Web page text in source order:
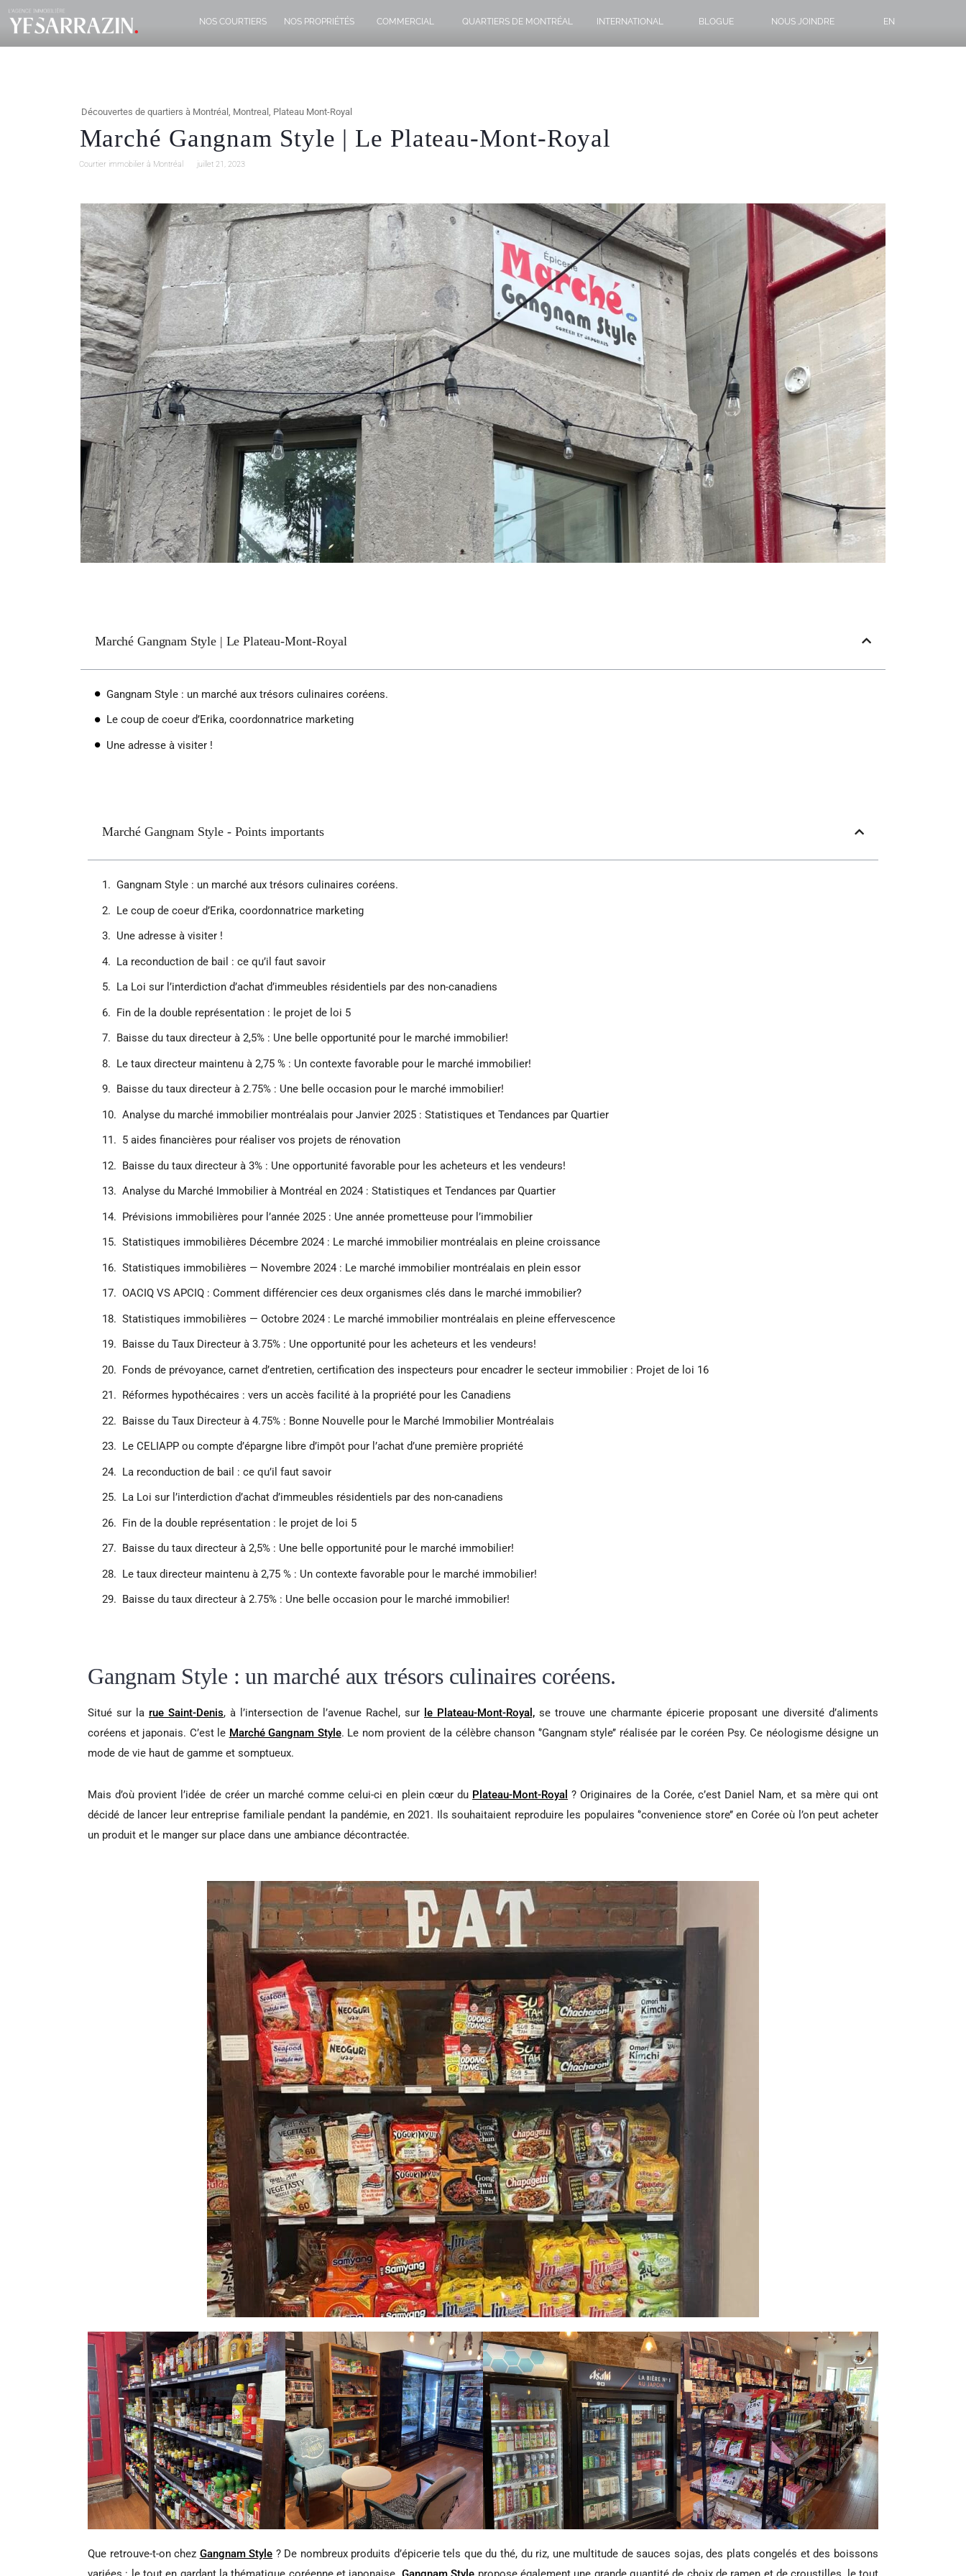
NOS COURTIERS NOS PROPRIÉTÉS COMMERCIAL QUARTIERS DE MONTRÉAL INTERNATIONAL BLOGUE NOUS JOINDRE EN
Découvertes de quartiers à Montréal Montreal Plateau Mont-Royal
Marché Gangnam Style | Le Plateau-Mont-Royal
Courtier immobilier à Montréal juillet 21, 2023
Marché Gangnam Style | Le Plateau-Mont-Royal
Gangnam Style : un marché aux trésors culinaires coréens.
Le coup de coeur d’Erika, coordonnatrice marketing
Une adresse à visiter !
Marché Gangnam Style - Points importants
Gangnam Style : un marché aux trésors culinaires coréens.
Le coup de coeur d’Erika, coordonnatrice marketing
Une adresse à visiter !
La reconduction de bail : ce qu’il faut savoir
La Loi sur l’interdiction d’achat d’immeubles résidentiels par des non-canadiens
Fin de la double représentation : le projet de loi 5
Baisse du taux directeur à 2,5% : Une belle opportunité pour le marché immobilier!
Le taux directeur maintenu à 2,75 % : Un contexte favorable pour le marché immobilier!
Baisse du taux directeur à 2.75% : Une belle occasion pour le marché immobilier!
Analyse du marché immobilier montréalais pour Janvier 2025 : Statistiques et Tendances par Quartier
5 aides financières pour réaliser vos projets de rénovation
Baisse du taux directeur à 3% : Une opportunité favorable pour les acheteurs et les vendeurs!
Analyse du Marché Immobilier à Montréal en 2024 : Statistiques et Tendances par Quartier
Prévisions immobilières pour l’année 2025 : Une année prometteuse pour l’immobilier
Statistiques immobilières Décembre 2024 : Le marché immobilier montréalais en pleine croissance
Statistiques immobilières — Novembre 2024 : Le marché immobilier montréalais en plein essor
OACIQ VS APCIQ : Comment différencier ces deux organismes clés dans le marché immobilier?
Statistiques immobilières — Octobre 2024 : Le marché immobilier montréalais en pleine effervescence
Baisse du Taux Directeur à 3.75% : Une opportunité pour les acheteurs et les vendeurs!
Fonds de prévoyance, carnet d’entretien, certification des inspecteurs pour encadrer le secteur immobilier : Projet de loi 16
Réformes hypothécaires : vers un accès facilité à la propriété pour les Canadiens
Baisse du Taux Directeur à 4.75% : Bonne Nouvelle pour le Marché Immobilier Montréalais
Le CELIAPP ou compte d’épargne libre d’impôt pour l’achat d’une première propriété
La reconduction de bail : ce qu’il faut savoir
La Loi sur l’interdiction d’achat d’immeubles résidentiels par des non-canadiens
Fin de la double représentation : le projet de loi 5
Baisse du taux directeur à 2,5% : Une belle opportunité pour le marché immobilier!
Le taux directeur maintenu à 2,75 % : Un contexte favorable pour le marché immobilier!
Baisse du taux directeur à 2.75% : Une belle occasion pour le marché immobilier!
Gangnam Style : un marché aux trésors culinaires coréens.
Situé sur la rue Saint-Denis, à l’intersection de l’avenue Rachel, sur le Plateau-Mont-Royal, se trouve une charmante épicerie proposant une diversité d’aliments
coréens et japonais. C’est le Marché Gangnam Style. Le nom provient de la célèbre chanson ‘’Gangnam style’’ réalisée par le coréen Psy. Ce néologisme désigne un
mode de vie haut de gamme et somptueux.
Mais d’où provient l’idée de créer un marché comme celui-ci en plein cœur du Plateau-Mont-Royal ? Originaires de la Corée, c’est Daniel Nam, et sa mère qui ont
décidé de lancer leur entreprise familiale pendant la pandémie, en 2021. Ils souhaitaient reproduire les populaires ‘’convenience store’’ en Coréeoù l’on peut acheter
un produit et le manger sur place dans une ambiance décontractée.
Que retrouve-t-on chez Gangnam Style ? De nombreux produits d’épicerie tels que du thé, du riz, une multitude de sauces sojas, des plats congelés et des boissons